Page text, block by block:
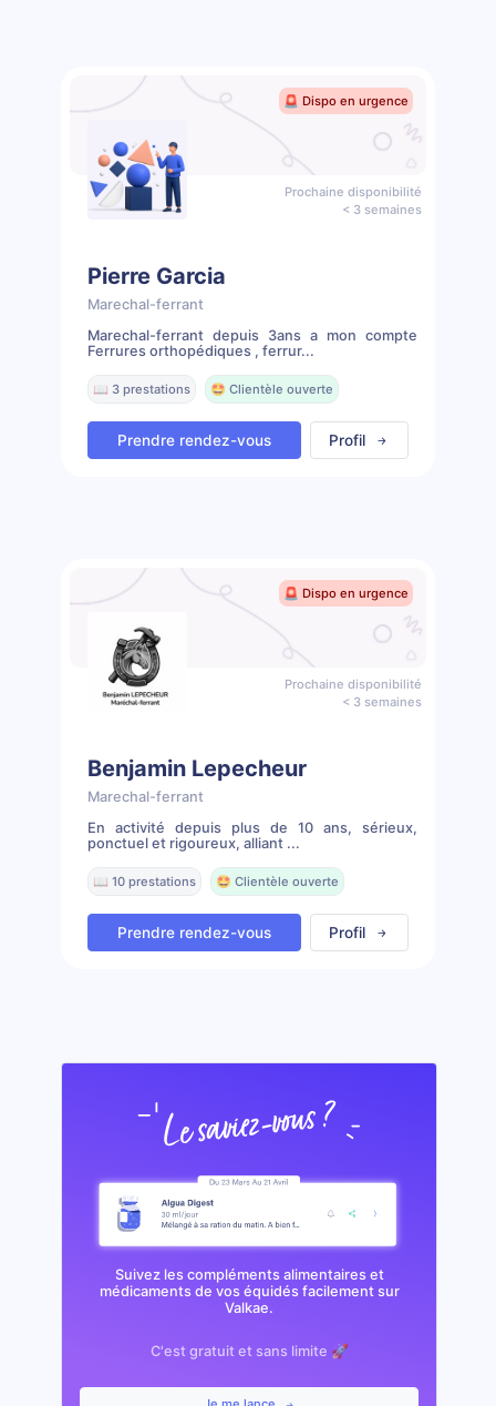
🚨 Dispo en urgence
Prochaine disponibilité
< 3 semaines
Pierre Garcia
Marechal-ferrant
Marechal-ferrant depuis 3ans a mon compte
Ferrures orthopédiques , ferrur...
📖 3 prestations 🤩 Clientèle ouverte
Prendre rendez-vous Profil
🚨 Dispo en urgence
Prochaine disponibilité
< 3 semaines
Benjamin Lepecheur
Marechal-ferrant
En activité depuis plus de 10 ans, sérieux,
ponctuel et rigoureux, alliant ...
📖 10 prestations 🤩 Clientèle ouverte
Prendre rendez-vous Profil
Suivez les compléments alimentaires et
médicaments de vos équidés facilement sur
Valkae.
C'est gratuit et sans limite 🚀